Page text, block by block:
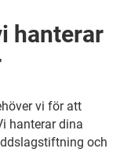
hanterar
vi för att
hanterar dina
och